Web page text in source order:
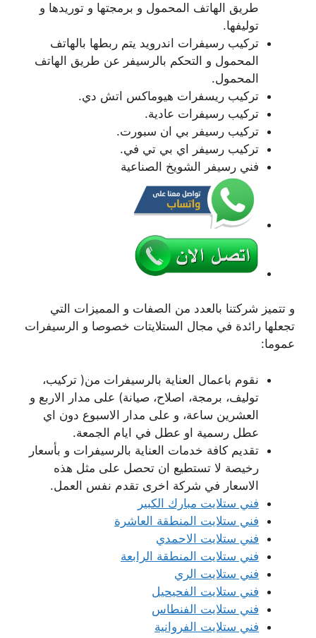
طريق الهاتف المحمول و برمجتها و توريدها و
توليفها.
تركيب رسيفرات اندرويد يتم ربطها بالهاتف
المحمول و التحكم بالرسيفر عن طريق الهاتف
المحمول.
تركيب ريسفرات هيوماكس اتش دي.
تركيب رسيفرات عادية.
تركيب رسيفر بي ان سبورت.
تركيب رسيفر اي بي تي في.
فني رسيفر الشويخ الصناعية
و تتميز شركتنا بالعدد من الصفات و المميزات التي
تجعلها رائدة في مجال الستلايتات خصوصا و الرسيفرات
عموما:
نقوم باعمال العناية بالرسيفرات من( تركيب،
توليف، برمجة، اصلاح، صيانة) على مدار الاربع و
العشرين ساعة، و على مدار الاسبوع دون اي
عطل رسمية او عطل في ايام الجمعة.
تقديم كافة خدمات العناية بالرسيفرات و بأسعار
رخيصة لا تستطيع ان تحصل على مثل هذه
الاسعار في شركة اخرى تقدم نفس العمل.
فني ستلايت مبارك الكبير
فني ستلايت المنطقة العاشرة
فني ستلايت الاحمدي
فني ستلايت المنطقة الرابعة
فني ستلايت الري
فني ستلايت الفحيحيل
فني ستلايت الفنطاس
فني ستلايت الفروانية